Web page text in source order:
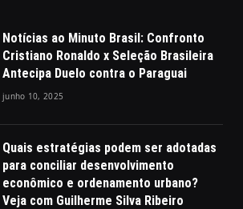
Notícias ao Minuto Brasil: Confronto
Cristiano Ronaldo x Seleção Brasileira
Antecipa Duelo contra o Paraguai
junho 10, 2025
Quais estratégias podem ser adotadas
para conciliar desenvolvimento
econômico e ordenamento urbano?
Veja com Guilherme Silva Ribeiro